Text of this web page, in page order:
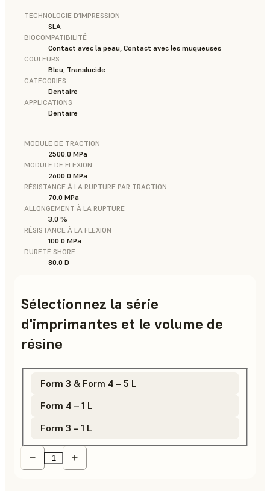
TECHNOLOGIE D’IMPRESSION
SLA
BIOCOMPATIBILITÉ
Contact avec la peau, Contact avec les muqueuses
COULEURS
Bleu, Translucide
CATÉGORIES
Dentaire
APPLICATIONS
Dentaire
MODULE DE TRACTION
2500.0 MPa
MODULE DE FLEXION
2600.0 MPa
RÉSISTANCE À LA RUPTURE PAR TRACTION
70.0 MPa
ALLONGEMENT À LA RUPTURE
3.0 %
RÉSISTANCE À LA FLEXION
100.0 MPa
DURETÉ SHORE
80.0 D
Sélectionnez la série
d'imprimantes et le volume de
résine
Form 3 & Form 4 – 5 L
Form 4 – 1 L
Form 3 – 1 L